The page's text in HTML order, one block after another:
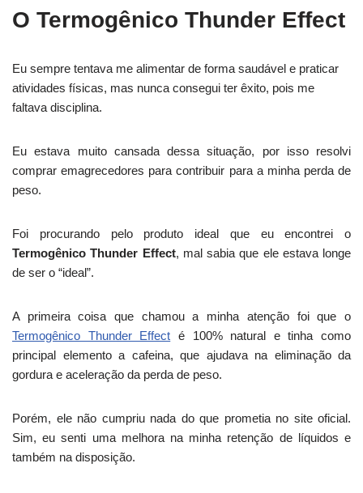
O Termogênico Thunder Effect
Eu sempre tentava me alimentar de forma saudável e praticar
atividades físicas, mas nunca consegui ter êxito, pois me
faltava disciplina.
Eu estava muito cansada dessa situação, por isso resolvi
comprar emagrecedores para contribuir para a minha perda de
peso.
Foi procurando pelo produto ideal que eu encontrei o
Termogênico Thunder Effect, mal sabia que ele estava longe
de ser o “ideal”.
A primeira coisa que chamou a minha atenção foi que o
Termogênico Thunder Effect é 100% natural e tinha como
principal elemento a cafeina, que ajudava na eliminação da
gordura e aceleração da perda de peso.
Porém, ele não cumpriu nada do que prometia no site oficial.
Sim, eu senti uma melhora na minha retenção de líquidos e
também na disposição.